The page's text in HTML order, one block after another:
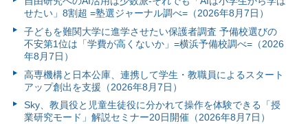
せたい」8割超 =塾選ジャーナル調べ=（2026年8月7日）
子どもを難関大学に進学させたい保護者調査 予備校選びの
不安第1位は「学費が高くないか」=横浜予備校調べ=（2026
年8月7日）
高専機構と日本公庫、連携して学生・教職員によるスタート
アップ創出を支援（2026年8月7日）
Sky、教員役と児童生徒役に分かれて操作を体験できる「授
業研究モード」解説セミナー20日開催（2026年8月7日）